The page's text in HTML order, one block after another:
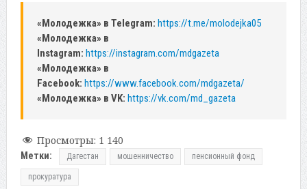
«Молодежка» в Telegram: https://t.me/molodejka05
«Молодежка» в
Instagram: https://instagram.com/mdgazeta
«Молодежка» в
Facebook: https://www.facebook.com/mdgazeta/
«Молодежка» в VK: https://vk.com/md_gazeta
Просмотры: 1 140
Метки: Дагестан мошенничество пенсионный фонд
прокуратура